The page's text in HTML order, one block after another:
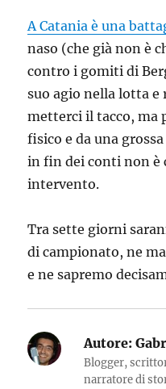
A Catania è una
naso (che già non è
contro i gomiti di
suo agio nella lotta e
metterci il tacco, ma
fisico e da una
in fin dei conti non è
intervento.
Tra sette giorni
di campionato, ne
e ne sapremo
Autore:
Blogger,
narratore di